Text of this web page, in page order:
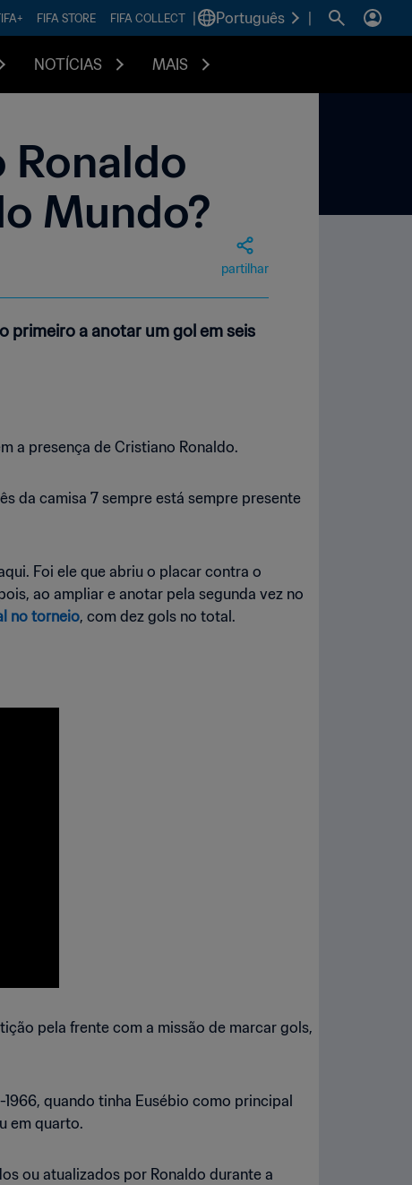
FIFA STORE FIFA COLLECT Português
NOTÍCIAS MAIS
Ronaldo
Mundo?
partilhar
primeiro a anotar um gol em seis
a presença de Cristiano Ronaldo.
da camisa 7 sempre está sempre presente
Foi ele que abriu o placar contra o
ao ampliar e anotar pela segunda vez no
no torneio, com dez gols no total.
pela frente com a missão de marcar gols,
quando tinha Eusébio como principal
em quarto.
ou atualizados por Ronaldo durante a